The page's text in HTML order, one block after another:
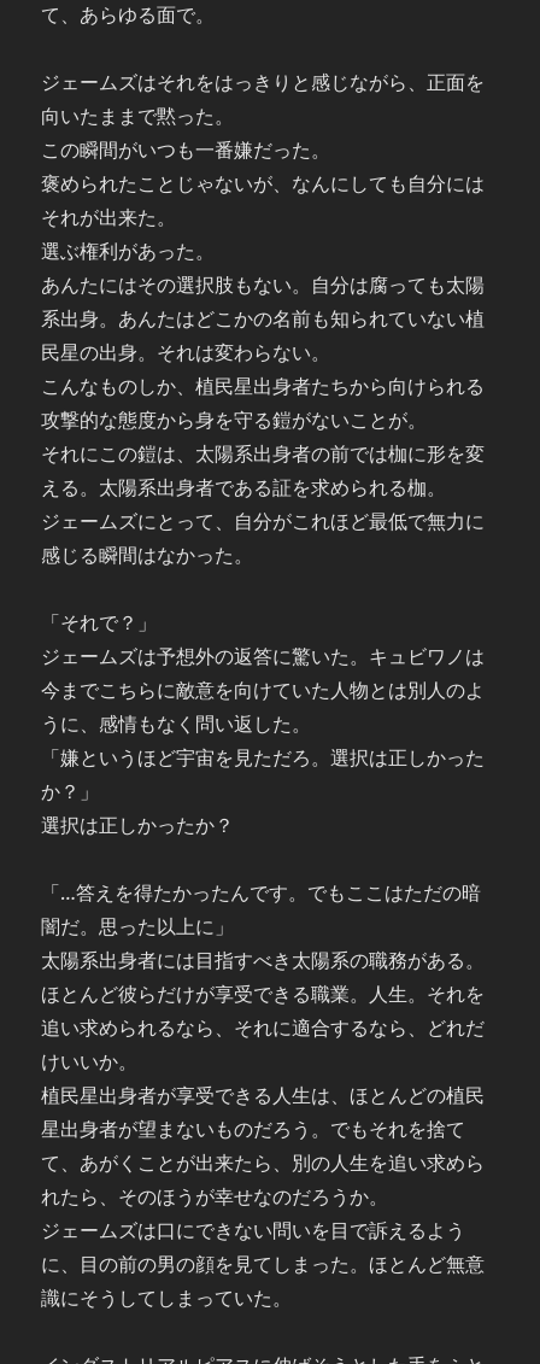
て、あらゆる面で。
ジェームズはそれをはっきりと感じながら、正面を
向いたままで黙った。
この瞬間がいつも一番嫌だった。
褒められたことじゃないが、なんにしても自分には
それが出来た。
選ぶ権利があった。
あんたにはその選択肢もない。自分は腐っても太陽
系出身。あんたはどこかの名前も知られていない植
民星の出身。それは変わらない。
こんなものしか、植民星出身者たちから向けられる
攻撃的な態度から身を守る鎧がないことが。
それにこの鎧は、太陽系出身者の前では枷に形を変
える。太陽系出身者である証を求められる枷。
ジェームズにとって、自分がこれほど最低で無力に
感じる瞬間はなかった。
「それで？」
ジェームズは予想外の返答に驚いた。キュビワノは
今までこちらに敵意を向けていた人物とは別人のよ
うに、感情もなく問い返した。
「嫌というほど宇宙を見ただろ。選択は正しかった
か？」
選択は正しかったか？
「…答えを得たかったんです。でもここはただの暗
闇だ。思った以上に」
太陽系出身者には目指すべき太陽系の職務がある。
ほとんど彼らだけが享受できる職業。人生。それを
追い求められるなら、それに適合するなら、どれだ
けいいか。
植民星出身者が享受できる人生は、ほとんどの植民
星出身者が望まないものだろう。でもそれを捨て
て、あがくことが出来たら、別の人生を追い求めら
れたら、そのほうが幸せなのだろうか。
ジェームズは口にできない問いを目で訴えるよう
に、目の前の男の顔を見てしまった。ほとんど無意
識にそうしてしまっていた。